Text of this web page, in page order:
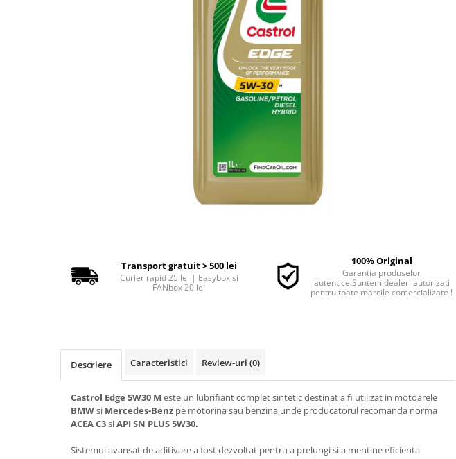
■ Filtre combustibil
■ Filtre hidraulice
■ Filtre uscator
■ Filtre aditivi
Transport gratuit > 500 lei
Curier rapid 25 lei | Easybox si
FANbox 20 lei
100% Original
Garantia produselor
autentice.Suntem dealeri autorizati
pentru toate marcile comercializate !
Descriere Caracteristici Review-uri (0)
Castrol Edge 5W30 M este un lubrifiant complet sintetic destinat a fi utilizat in motoarele
BMWsi Mercedes-Benz pe motorina sau benzina,unde producatorul recomanda norma
ACEA C3siAPI SN PLUS 5W30.
Sistemul avansat de aditivare a fost dezvoltat pentru a prelungi si a mentine eficienta